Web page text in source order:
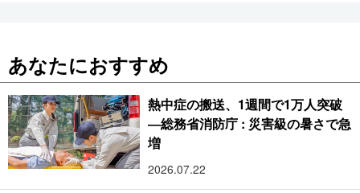
あなたにおすすめ
熱中症の搬送、1週間で1万人突破
―総務省消防庁 : 災害級の暑さで急
増
2026.07.22